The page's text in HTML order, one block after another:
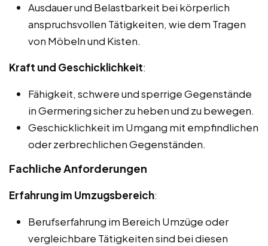
Ausdauer und Belastbarkeit bei körperlich
anspruchsvollen Tätigkeiten, wie dem Tragen
von Möbeln und Kisten.
Kraft und Geschicklichkeit:
Fähigkeit, schwere und sperrige Gegenstände
in Germering sicher zu heben und zu bewegen.
Geschicklichkeit im Umgang mit empfindlichen
oder zerbrechlichen Gegenständen.
Fachliche Anforderungen
Erfahrung im Umzugsbereich:
Berufserfahrung im Bereich Umzüge oder
vergleichbare Tätigkeiten sind bei diesen